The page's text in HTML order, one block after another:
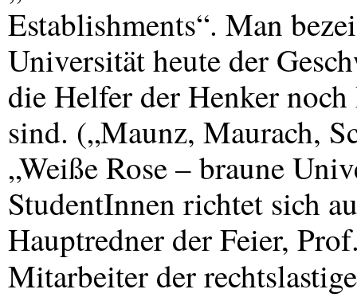
Establishments“. Man
Universität heute der
die Helfer der Henker
sind. („Maunz, Maurach,
„Weiße Rose – braune
StudentInnen richtet sich
Hauptredner der Feier,
Mitarbeiter der